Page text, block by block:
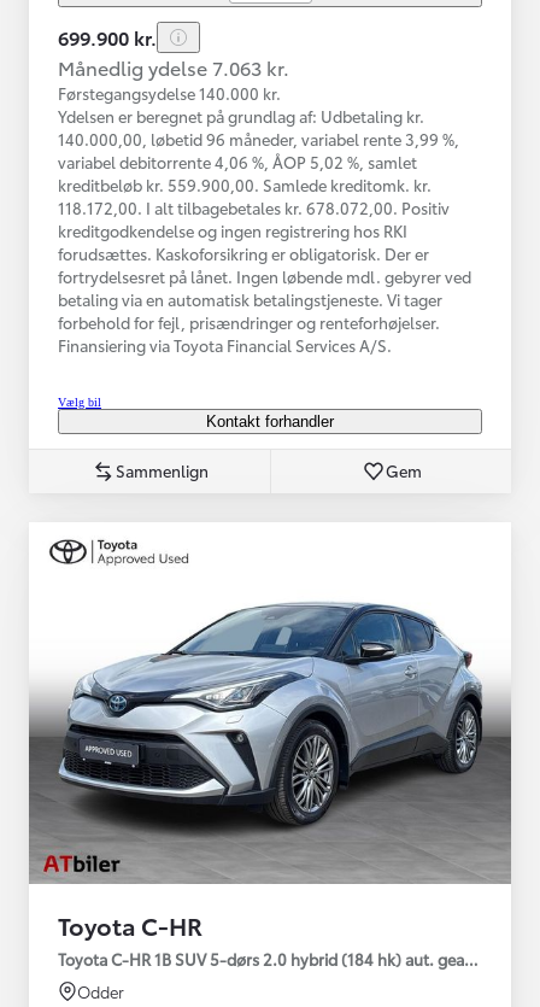
699.900 kr.
Månedlig ydelse 7.063 kr.
Førstegangsydelse 140.000 kr.
Ydelsen er beregnet på grundlag af: Udbetaling kr.
140.000,00, løbetid 96 måneder, variabel rente 3,99 %,
variabel debitorrente 4,06 %, ÅOP 5,02 %, samlet
kreditbeløb kr. 559.900,00. Samlede kreditomk. kr.
118.172,00. I alt tilbagebetales kr. 678.072,00. Positiv
kreditgodkendelse og ingen registrering hos RKI
forudsættes. Kaskoforsikring er obligatorisk. Der er
fortrydelsesret på lånet. Ingen løbende mdl. gebyrer ved
betaling via en automatisk betalingstjeneste. Vi tager
forbehold for fejl, prisændringer og renteforhøjelser.
Finansiering via Toyota Financial Services A/S.
Vælg bil
Kontakt forhandler
Sammenlign Gem
Toyota C-HR
Toyota C-HR 1B SUV 5-dørs 2.0 hybrid (184 hk) aut. gear C-HIC
Odder